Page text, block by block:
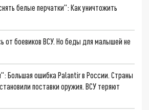
белые перчатки": Как уничтожить
от боевиков ВСУ. Но беды для малышей не
Большая ошибка Palantir в России. Страны
поставки оружия. ВСУ теряют